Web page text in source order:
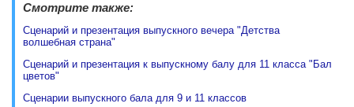
Смотрите также:
Сценарий и презентация выпускного вечера "Детства
волшебная страна"
Сценарий и презентация к выпускному балу для 11 класса "Бал
цветов"
Сценарии выпускного бала для 9 и 11 классов